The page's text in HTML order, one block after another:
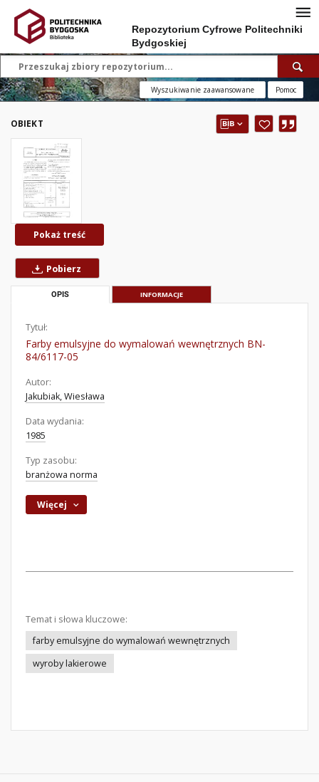
Repozytorium Cyfrowe Politechniki
Bydgoskiej
Wyszukiwanie zaawansowane Pomoc
OBIEKT
Pokaż treść
Pobierz
OPIS INFORMACJE
Tytuł:
Farby emulsyjne do wymalowań wewnętrznych BN-
84/6117-05
Autor:
Jakubiak, Wiesława
Data wydania:
1985
Typ zasobu:
branżowa norma
Więcej
Temat i słowa kluczowe:
farby emulsyjne do wymalowań wewnętrznych
wyroby lakierowe